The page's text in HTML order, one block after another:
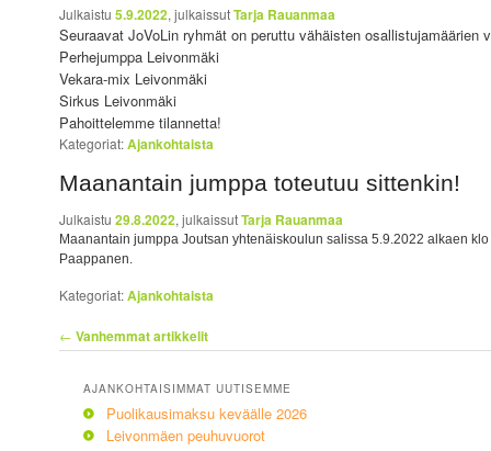
Julkaistu5.9.2022, julkaissutTarja Rauanmaa
Seuraavat JoVoLin ryhmät on peruttu vähäisten osallistujamäärien
Perhejumppa Leivonmäki
Vekara-mix Leivonmäki
Sirkus Leivonmäki
Pahoittelemme tilannetta!
Kategoriat:Ajankohtaista
Maanantain jumppa toteutuu sittenkin!
Julkaistu29.8.2022, julkaissutTarja Rauanmaa
Maanantain jumppa Joutsan yhtenäiskoulun salissa 5.9.2022 alkaen
Paappanen.
Kategoriat:Ajankohtaista
Artikkelien selaus
← Vanhemmat artikkelit
AJANKOHTAISIMMAT UUTISEMME
Puolikausimaksu keväälle 2026
Leivonmäen peuhuvuorot